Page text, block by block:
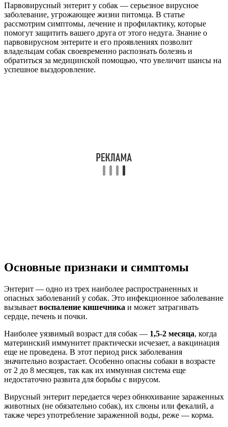
Парвовирусный энтерит у собак — серьезное вирусное
заболевание, угрожающее жизни питомца. В статье
рассмотрим симптомы, лечение и профилактику, которые
помогут защитить вашего друга от этого недуга. Знание о
парвовирусном энтерите и его проявлениях позволит
владельцам собак своевременно распознать болезнь и
обратиться за медицинской помощью, что увеличит шансы на
успешное выздоровление.
Основные признаки и симптомы
Энтерит — одно из трех наиболее распространенных и
опасных заболеваний у собак. Это инфекционное заболевание
вызывает воспаление кишечника и может затрагивать
сердце, печень и почки.
Наиболее уязвимый возраст для собак — 1,5-2 месяца, когда
материнский иммунитет практически исчезает, а вакцинация
еще не проведена. В этот период риск заболевания
значительно возрастает. Особенно опасны собаки в возрасте
от 2 до 8 месяцев, так как их иммунная система еще
недостаточно развита для борьбы с вирусом.
Вирусный энтерит передается через обнюхивание зараженных
животных (не обязательно собак), их слюны или фекалий, а
также через употребление зараженной воды, реже — корма.